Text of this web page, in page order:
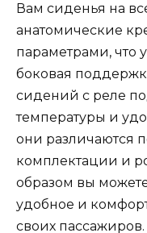
Вам сиденья на
анатомические
параметрами, что
боковая
сидений с реле
температуры и
они различаются
комплектации и
образом вы
удобное и
своих